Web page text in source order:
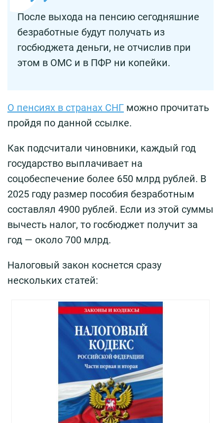
После выхода на пенсию сегодняшние
безработные будут получать из
госбюджета деньги, не отчислив при
этом в ОМС и в ПФР ни копейки.
О пенсиях в странах СНГ можно прочитать
пройдя по данной ссылке.
Как подсчитали чиновники, каждый год
государство выплачивает на
соцобеспечение более 650 млрд рублей. В
2025 году размер пособия безработным
составлял 4900 рублей. Если из этой суммы
вычесть налог, то госбюджет получит за
год — около 700 млрд.
Налоговый закон коснется сразу
нескольких статей: